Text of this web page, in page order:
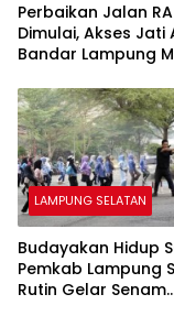
Perbaikan Jalan
Dimulai, Akses Jati
Bandar Lampung
LAMPUNG SELATAN
Budayakan Hidup
Pemkab Lampung
Rutin Gelar Senam